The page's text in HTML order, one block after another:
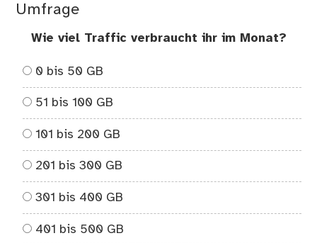
Umfrage
Wie viel Traffic verbraucht ihr im Monat?
0 bis 50 GB
51 bis 100 GB
101 bis 200 GB
201 bis 300 GB
301 bis 400 GB
401 bis 500 GB